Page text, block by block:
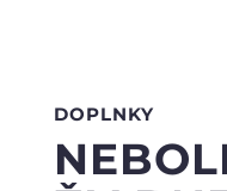
DOPLNKY